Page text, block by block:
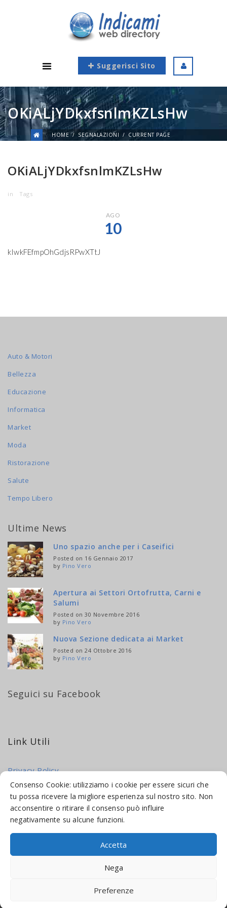
Consenso Cookie: utilizziamo i cookie per essere sicuri che
tu possa ricevere la migliore esperienza sul nostro sito. Non
acconsentire o ritirare il consenso può influire
negativamente su alcune funzioni.
Accetta
Nega
Preferenze
Suggerisci Sito
OKiALjYDkxfsnlmKZLsHw
HOME SEGNALAZIONI CURRENT PAGE
OKiALjYDkxfsnlmKZLsHw
in Tags
AGO
10
kIwkFEfmpOhGdjsRPwXTtJ
Auto & Motori
Bellezza
Educazione
Informatica
Market
Moda
Ristorazione
Salute
Tempo Libero
Ultime News
Uno spazio anche per i Caseifici
Posted on 16 Gennaio 2017
by Pino Vero
Apertura ai Settori Ortofrutta, Carni e
Salumi
Posted on 30 Novembre 2016
by Pino Vero
Nuova Sezione dedicata ai Market
Posted on 24 Ottobre 2016
by Pino Vero
Seguici su Facebook
Link Utili
Privacy Policy
Cookie Policy
MADE WEB SOLUTIONS